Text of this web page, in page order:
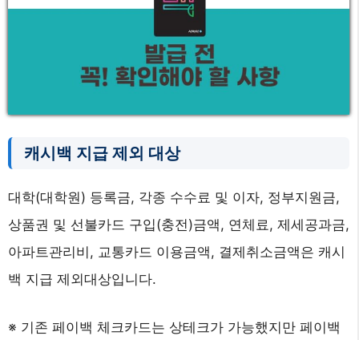
캐시백 지급 제외 대상
대학(대학원) 등록금, 각종 수수료 및 이자, 정부지원금,
상품권 및 선불카드 구입(충전)금액, 연체료, 제세공과금,
아파트관리비, 교통카드 이용금액, 결제취소금액은 캐시
백 지급 제외대상입니다.
※ 기존 페이백 체크카드는 상테크가 가능했지만 페이백